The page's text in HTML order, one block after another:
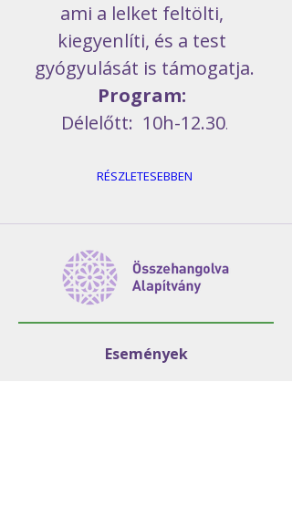
ami a lelket feltölti,
kiegyenlíti, és a test
gyógyulását is támogatja.
Program:
Délelőtt:  10h-12.30.
RÉSZLETESEBBEN
Események